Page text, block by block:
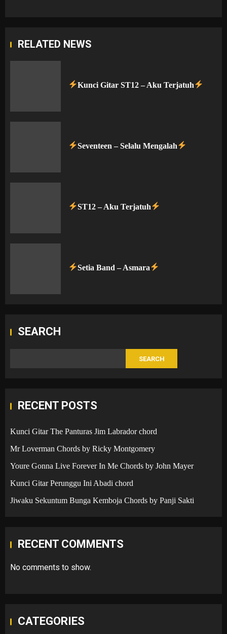
RELATED NEWS
Kunci Gitar ST12 – Aku Terjatuh
Seventeen – Selalu Mengalah
ST12 – Aku Terjatuh
Setia Band – Asmara
SEARCH
SEARCH
RECENT POSTS
Kunci Gitar The Panturas Jim Labrador chord
Mr Loverman Chords by Ricky Montgomery
Youre Gonna Live Forever In Me Chords by John Mayer
Kunci Gitar Perunggu Ini Abadi chord
Jiwaku Sekuntum Bunga Kemboja Chords by Panji Sakti
RECENT COMMENTS
No comments to show.
CATEGORIES